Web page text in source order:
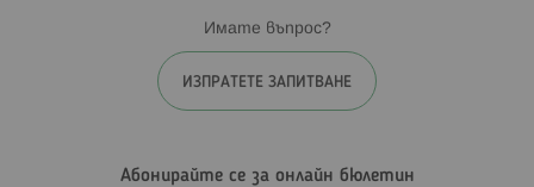
Имате въпрос?
ИЗПРАТЕТЕ ЗАПИТВАНЕ
Абонирайте се за онлайн бюлетин